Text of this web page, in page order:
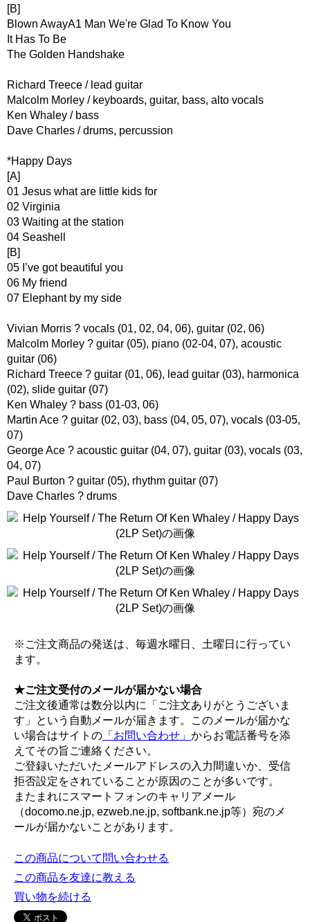
[B]
Blown AwayA1 Man We're Glad To Know You
It Has To Be
The Golden Handshake
Richard Treece / lead guitar
Malcolm Morley / keyboards, guitar, bass, alto vocals
Ken Whaley / bass
Dave Charles / drums, percussion
*Happy Days
[A]
01 Jesus what are little kids for
02 Virginia
03 Waiting at the station
04 Seashell
[B]
05 I’ve got beautiful you
06 My friend
07 Elephant by my side
Vivian Morris ? vocals (01, 02, 04, 06), guitar (02, 06)
Malcolm Morley ? guitar (05), piano (02-04, 07), acoustic
guitar (06)
Richard Treece ? guitar (01, 06), lead guitar (03), harmonica
(02), slide guitar (07)
Ken Whaley ? bass (01-03, 06)
Martin Ace ? guitar (02, 03), bass (04, 05, 07), vocals (03-05,
07)
George Ace ? acoustic guitar (04, 07), guitar (03), vocals (03,
04, 07)
Paul Burton ? guitar (05), rhythm guitar (07)
Dave Charles ? drums
※ご注文商品の発送は、毎週水曜日、土曜日に行ってい
ます。
★ご注文受付のメールが届かない場合
ご注文後通常は数分以内に「ご注文ありがとうございま
す」という自動メールが届きます。このメールが届かな
い場合はサイトの 「お問い合わせ」 からお電話番号を添
えてその旨ご連絡ください。
ご登録いただいたメールアドレスの入力間違いか、受信
拒否設定をされていることが原因のことが多いです。
またまれにスマートフォンのキャリアメール
（docomo.ne.jp, ezweb.ne.jp, softbank.ne.jp等）宛のメ
ールが届かないことがあります。
この商品について問い合わせる
この商品を友達に教える
買い物を続ける